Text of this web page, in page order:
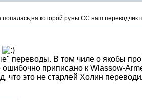
попалась,на которой руны СС наш переводчик
переводы. В том чиле о якобы
ошибочно приписано к Wlassow-
что это не старлей Холин